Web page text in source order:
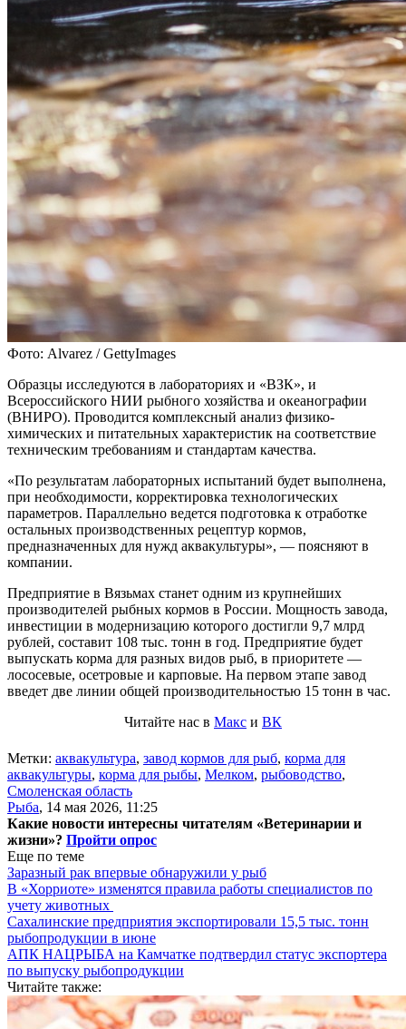
Фото: Alvarez / GettyImages
Образцы исследуются в лабораториях и «ВЗК», и
Всероссийского НИИ рыбного хозяйства и океанографии
(ВНИРО). Проводится комплексный анализ физико-
химических и питательных характеристик на соответствие
техническим требованиям и стандартам качества.
«По результатам лабораторных испытаний будет выполнена,
при необходимости, корректировка технологических
параметров. Параллельно ведется подготовка к отработке
остальных производственных рецептур кормов,
предназначенных для нужд аквакультуры», — поясняют в
компании.
Предприятие в Вязьмах станет одним из крупнейших
производителей рыбных кормов в России. Мощность завода,
инвестиции в модернизацию которого достигли 9,7 млрд
рублей, составит 108 тыс. тонн в год. Предприятие будет
выпускать корма для разных видов рыб, в приоритете —
лососевые, осетровые и карповые. На первом этапе завод
введет две линии общей производительностью 15 тонн в час.
Читайте нас в Макс и ВК
Метки: аквакультура, завод кормов для рыб, корма для
аквакультуры, корма для рыбы, Мелком, рыбоводство,
Смоленская область
Рыба, 14 мая 2026, 11:25
Какие новости интересны читателям «Ветеринарии и
жизни»? Пройти опрос
Еще по теме
Заразный рак впервые обнаружили у рыб
В «Хорриоте» изменятся правила работы специалистов по
учету животных
Сахалинские предприятия экспортировали 15,5 тыс. тонн
рыбопродукции в июне
АПК НАЦРЫБА на Камчатке подтвердил статус экспортера
по выпуску рыбопродукции
Читайте также: